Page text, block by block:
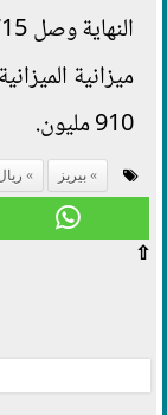
910 مليون.
بيريز
⇧